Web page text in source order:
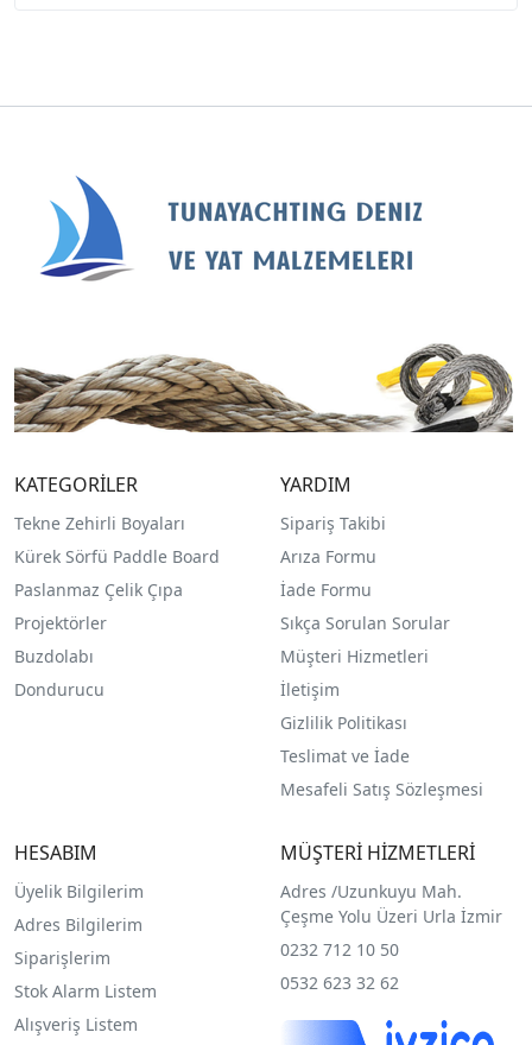
KATEGORİLER
Tekne Zehirli Boyaları
Kürek Sörfü Paddle Board
Paslanmaz Çelik Çıpa
Projektörler
Buzdolabı
Dondurucu
YARDIM
Sipariş Takibi
Arıza Formu
İade Formu
Sıkça Sorulan Sorular
Müşteri Hizmetleri
İletişim
Gizlilik Politikası
Teslimat ve İade
Mesafeli Satış Sözleşmesi
HESABIM
Üyelik Bilgilerim
Adres Bilgilerim
Siparişlerim
Stok Alarm Listem
Alışveriş Listem
MÜŞTERİ HİZMETLERİ
Adres /Uzunkuyu Mah.
Çeşme Yolu Üzeri Urla İzmir
0232 712 10 50
0532 623 32 62